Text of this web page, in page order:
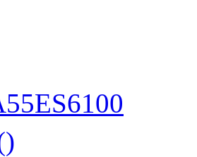
)